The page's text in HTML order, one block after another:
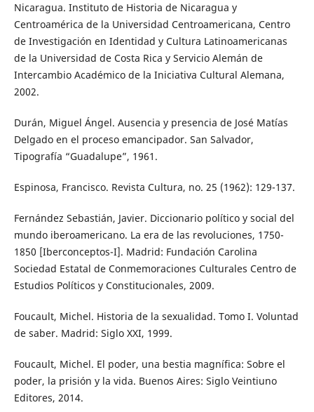
Nicaragua. Instituto de Historia de Nicaragua y
Centroamérica de la Universidad Centroamericana, Centro
de Investigación en Identidad y Cultura Latinoamericanas
de la Universidad de Costa Rica y Servicio Alemán de
Intercambio Académico de la Iniciativa Cultural Alemana,
2002.
Durán, Miguel Ángel. Ausencia y presencia de José Matías
Delgado en el proceso emancipador. San Salvador,
Tipografía “Guadalupe”, 1961.
Espinosa, Francisco. Revista Cultura, no. 25 (1962): 129-137.
Fernández Sebastián, Javier. Diccionario político y social del
mundo iberoamericano. La era de las revoluciones, 1750-
1850 [Iberconceptos-I]. Madrid: Fundación Carolina
Sociedad Estatal de Conmemoraciones Culturales Centro de
Estudios Políticos y Constitucionales, 2009.
Foucault, Michel. Historia de la sexualidad. Tomo I. Voluntad
de saber. Madrid: Siglo XXI, 1999.
Foucault, Michel. El poder, una bestia magnífica: Sobre el
poder, la prisión y la vida. Buenos Aires: Siglo Veintiuno
Editores, 2014.